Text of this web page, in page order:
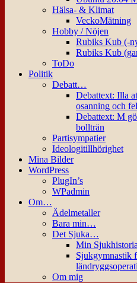
Hälsa- & Klimat
VeckoMätning
Hobby / Nöjen
Rubiks Kub (-
Rubiks Kub
ToDo
Politik
Debatt…
Debattext: Illa
osanning och
Debattext: M
bollträn
Partisympatier
Ideologitillhörighet
Mina Bilder
WordPress
PlugIn’s
WPadmin
Om…
Ädelmetaller
Bara min…
Det Sjuka…
Min Sjukhistoria
Sjukgymnastik
Om mig